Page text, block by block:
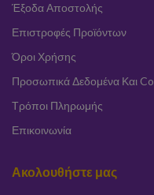
Έξοδα Αποστολής
Επιστροφές Προϊόντων
Όροι Χρήσης
Προσωπικά Δεδομένα Και
Τρόποι Πληρωμής
Επικοινωνία
Ακολουθήστε μας